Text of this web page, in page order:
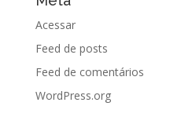
Acessar
Feed de posts
Feed de comentários
WordPress.org